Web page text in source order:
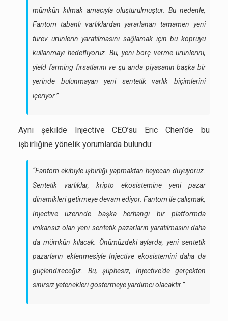
mümkün kılmak amacıyla oluşturulmuştur. Bu nedenle,
Fantom tabanlı varlıklardan yararlanan tamamen yeni
türev ürünlerin yaratılmasını sağlamak için bu köprüyü
kullanmayı hedefliyoruz. Bu, yeni borç verme ürünlerini,
yield farming fırsatlarını ve şu anda piyasanın başka bir
yerinde bulunmayan yeni sentetik varlık biçimlerini
içeriyor.”
Aynı şekilde Injective CEO’su Eric Chen’de bu
işbirliğine yönelik yorumlarda bulundu:
“Fantom ekibiyle işbirliği yapmaktan heyecan duyuyoruz.
Sentetik varlıklar, kripto ekosistemine yeni pazar
dinamikleri getirmeye devam ediyor. Fantom ile çalışmak,
Injective üzerinde başka herhangi bir platformda
imkansız olan yeni sentetik pazarların yaratılmasını daha
da mümkün kılacak. Önümüzdeki aylarda, yeni sentetik
pazarların eklenmesiyle Injective ekosistemini daha da
güçlendireceğiz. Bu, şüphesiz, Injective'de gerçekten
sınırsız yetenekleri göstermeye yardımcı olacaktır.”